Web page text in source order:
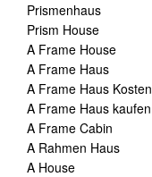
Prismenhaus
Prism House
A Frame House
A Frame Haus
A Frame Haus Kosten
A Frame Haus kaufen
A Frame Cabin
A Rahmen Haus
A House